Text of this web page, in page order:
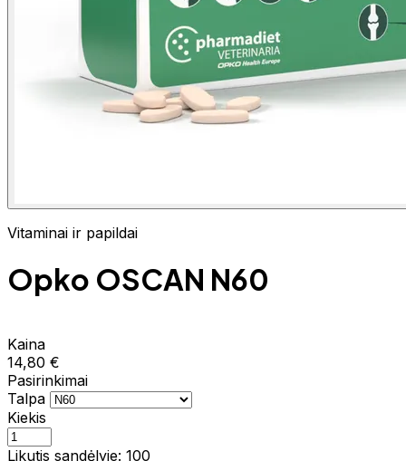
Vitaminai ir papildai
Opko OSCAN N60
Kaina
14,80 €
Pasirinkimai
Talpa
Kiekis
Likutis sandėlyje: 100